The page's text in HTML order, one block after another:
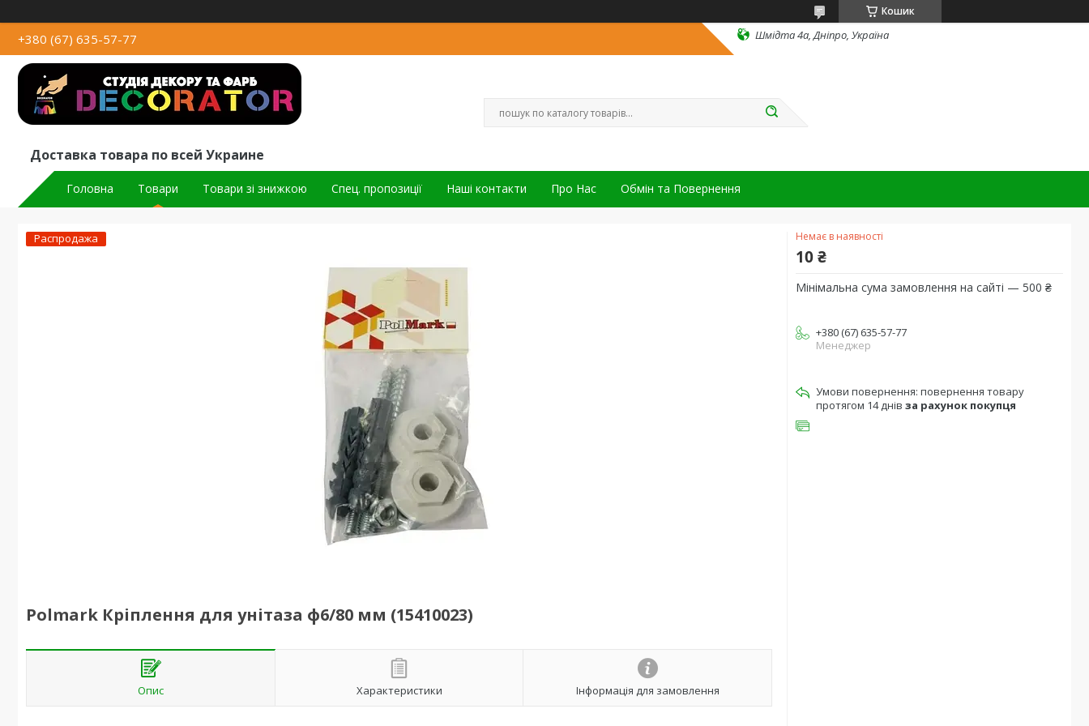
Кошик
+380 (67) 635-57-77 Шмідта 4а, Дніпро, Україна
Доставка товара по всей Украине
Головна Товари Товари зі знижкою Спец. пропозиції Наші контакти Про Нас Обмін та Повернення
Распродажа
Polmark Кріплення для унітаза ф6/80 мм (15410023)
Опис Характеристики Інформація для замовлення
Немає в наявності
10 ₴
Мінімальна сума замовлення на сайті — 500 ₴
+380 (67) 635-57-77
Менеджер
повернення товару
протягом 14 днів за рахунок покупця